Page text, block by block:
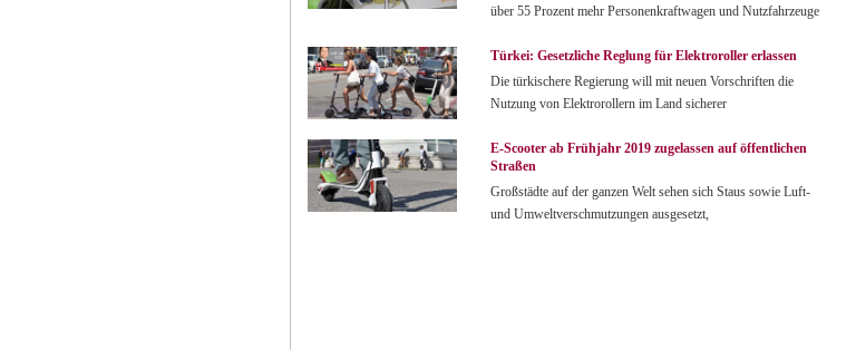
über 55 Prozent mehr Personenkraftwagen und Nutzfahrzeuge
Türkei: Gesetzliche Reglung für Elektroroller erlassen
Die türkischere Regierung will mit neuen Vorschriften die
Nutzung von Elektrorollern im Land sicherer
E-Scooter ab Frühjahr 2019 zugelassen auf öffentlichen
Straßen
Großstädte auf der ganzen Welt sehen sich Staus sowie Luft-
und Umweltverschmutzungen ausgesetzt,